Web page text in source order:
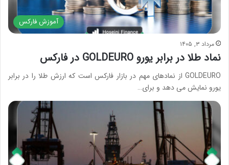
آموزش فارکس
مرداد ۳, ۱۴۰۵
نماد طلا در برابر یورو GOLDEURO در فارکس
GOLDEURO‌ از نمادهای مهم در بازار فارکس است که ارزش طلا را در برابر
یورو نمایش می دهد و برای…